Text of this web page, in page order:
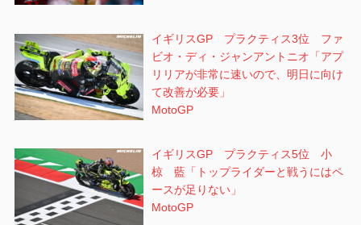
イギリスGP プラクティス3位 ファ
ビオ・ディ・ジャンアントニオ「アプ
リリアが非常に速いので、明日に向け
て改善が必要」
MotoGP
イギリスGP プラクティス5位 小
椋 藍「トップライダーと戦うにはペ
ースが足りない」
MotoGP